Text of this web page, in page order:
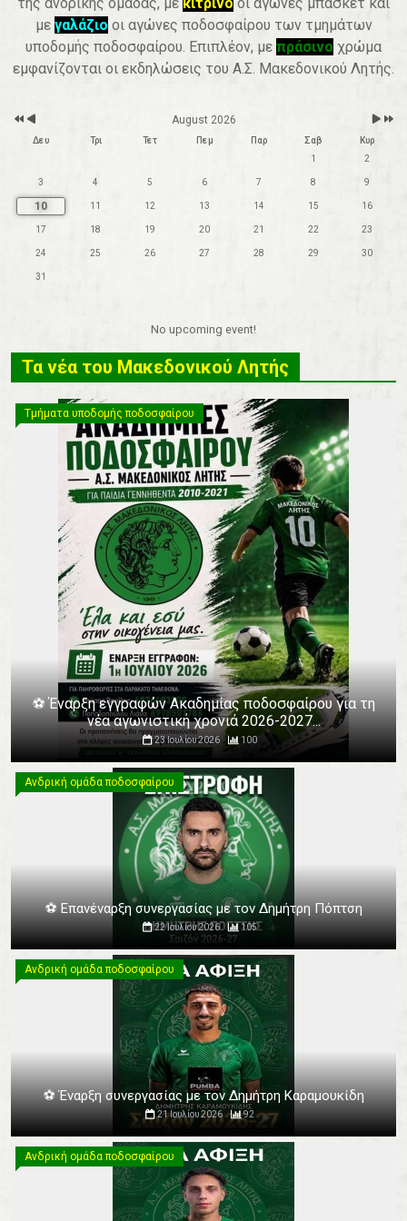
με γαλάζιο οι αγώνες ποδοσφαίρου των τμημάτων
υποδομής ποδοσφαίρου. Επιπλέον, με πράσινο χρώμα
εμφανίζονται οι εκδηλώσεις του Α.Σ. Μακεδονικού Λητής.
t
August 2026
Δευ Τρι Τετ Πεμ Παρ Σαβ
Κυρ
1
2
3 4 5 6 7 8 9
10 11 12 13 14 15 16
17 18 19 20 21 22 23
24 25 26 27 28 29 30
31
No upcoming event!
Τα νέα του Μακεδονικού Λητής
Τμήματα υποδομής ποδοσφαίρου
⚽️ Έναρξη εγγραφών Ακαδημίας ποδοσφαίρου για τη
νέα αγωνιστική χρονιά 2026-2027...
23 Ιουλίου 2026 100
Ανδρική ομάδα ποδοσφαίρου
Ανδρική ομάδα ποδοσφαίρου
⚽️ Επανέναρξη συνεργασίας με τον Δημήτρη Πόπτση
22 Ιουλίου 2026 105
Ανδρική ομάδα ποδοσφαίρου
Ανδρική ομάδα ποδοσφαίρου
⚽️ Έναρξη συνεργασίας με τον Δημήτρη Καραμουκίδη
21 Ιουλίου 2026 92
Ανδρική ομάδα ποδοσφαίρου
Ανδρική ομάδα ποδοσφαίρου